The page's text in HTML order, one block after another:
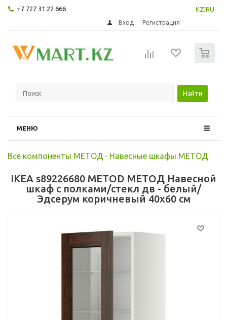
+7 727 31 22 666 KZ RU
Вход Регистрация
Найти
МЕНЮ
Все компоненты МЕТОД - Навесные шкафы МЕТОД
IKEA s89226680 METOD МЕТОД Навесной
шкаф с полками/стекл дв - белый/
Эдсерум коричневый 40x60 см